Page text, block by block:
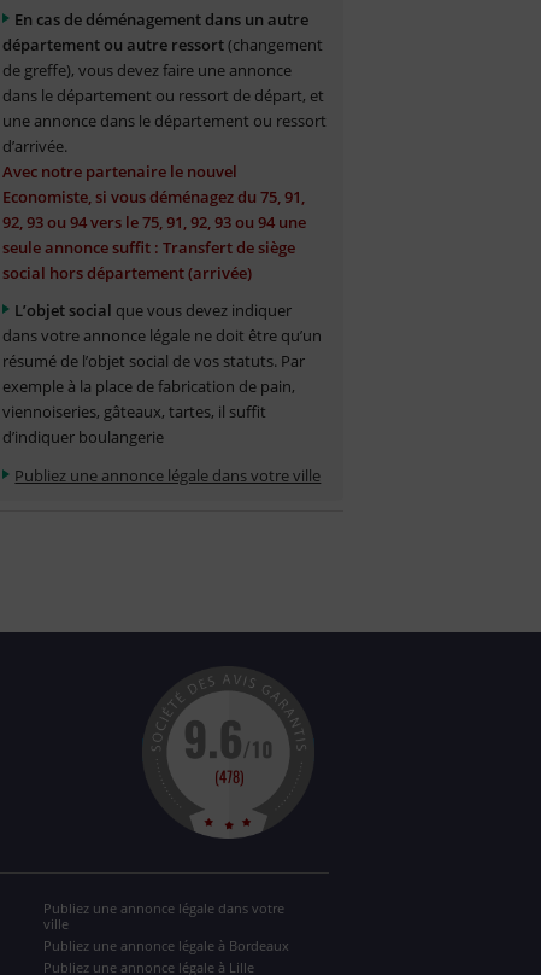
En cas de déménagement dans un autre
département ou autre ressort(changement
de greffe), vous devez faire une annonce
dans le département ou ressort de départ, et
une annonce dans le département ou ressort
d’arrivée.
Avec notre partenaire le nouvel
Economiste, si vous déménagez du 75, 91,
92, 93 ou 94 vers le 75, 91, 92, 93 ou 94 une
seule annonce suffit : Transfert de siège
social hors département (arrivée)
L’objet social que vous devez indiquer
dans votre annonce légale ne doit être qu’un
résumé de l’objet social de vos statuts. Par
exemple à la place de fabrication de pain,
viennoiseries, gâteaux, tartes, il suffit
d’indiquer boulangerie
Publiez une annonce légale dans votre ville
Publiez une annonce légale dans votre
ville
Publiez une annonce légale à Bordeaux
Publiez une annonce légale à Lille